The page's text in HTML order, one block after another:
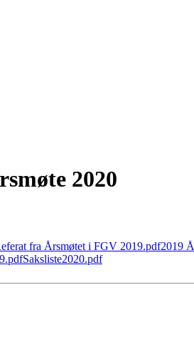
2020
fra Årsmøtet i FGV 2019.pdf2019
Saksliste2020.pdf